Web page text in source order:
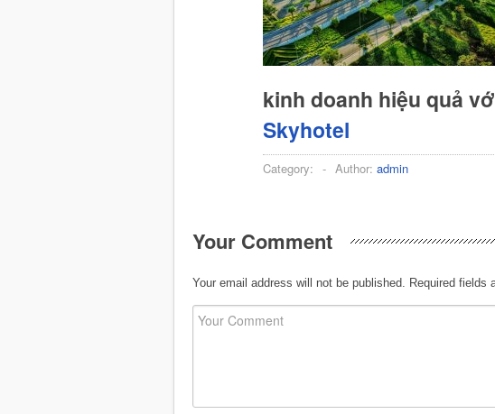
kinh doanh hiệu quả
Skyhotel
Category: - Author: admin
Your Comment
Your email address will not be published. Required fields